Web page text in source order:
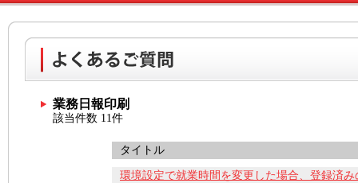
業務日報印刷
該当件数 11件
タイトル
環境設定で就業時間を変更した場合、登録済